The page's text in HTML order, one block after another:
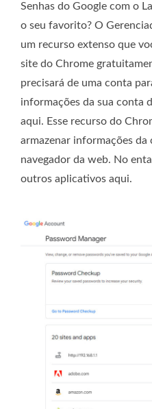
Senhas do Google com o
o seu favorito? O
um recurso extenso que
site do Chrome
precisará de uma conta
informações da sua conta
aqui. Esse recurso do
armazenar informações
navegador da web. No
outros aplicativos aqui.